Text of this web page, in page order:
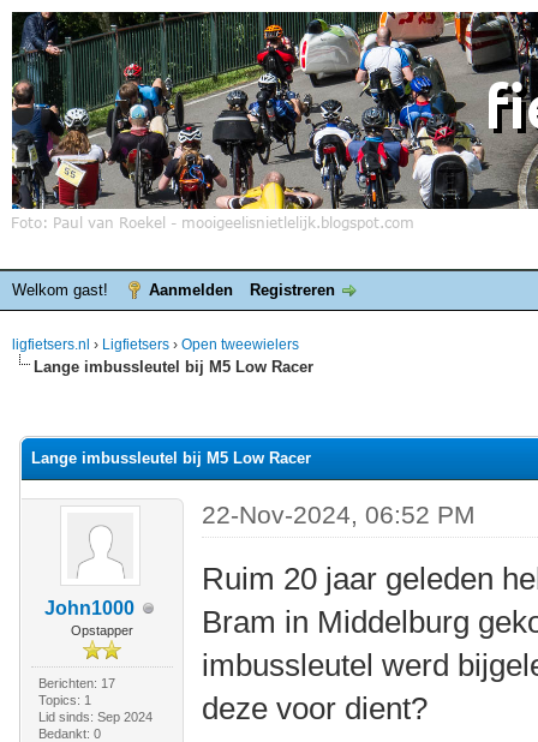
Welkom gast! Aanmelden Registreren
ligfietsers.nl › Ligfietsers › Open tweewielers
Lange imbussleutel bij M5 Low Racer
Lange imbussleutel bij M5 Low Racer
John1000
Opstapper
Berichten: 17
Topics: 1
Lid sinds: Sep 2024
Bedankt: 0
22-Nov-2024, 06:52 PM
Ruim 20 jaar geleden
Bram in Middelburg
imbussleutel werd
deze voor dient?